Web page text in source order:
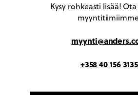
Kysy rohkeasti lisää!
+358 40 156 3135